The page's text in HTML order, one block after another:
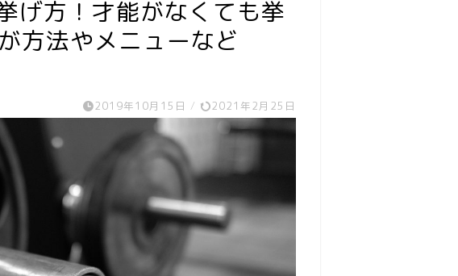
げ方！才能がなくても挙
方法やメニューなど
2019年10月15日 / 2021年2月25日